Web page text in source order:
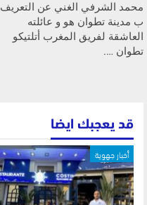
محمد الشرفي الغني عن التعريف
ب مدينة تطوان هو و عائلته
العاشقة لفريق المغرب أتلتيكو
تطوان ….
قد يعجبك ايضا
أخبار جهوية